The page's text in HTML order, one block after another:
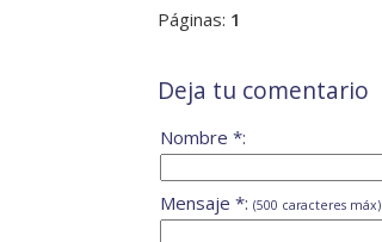
Páginas: 1
Deja tu comentario
Nombre *:
Mensaje *: (500 caracteres máx)